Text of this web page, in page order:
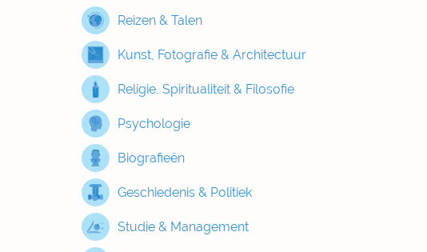
Reizen & Talen
Kunst, Fotografie & Architectuur
Religie, Spiritualiteit & Filosofie
Psychologie
Biografieën
Geschiedenis & Politiek
Studie & Management